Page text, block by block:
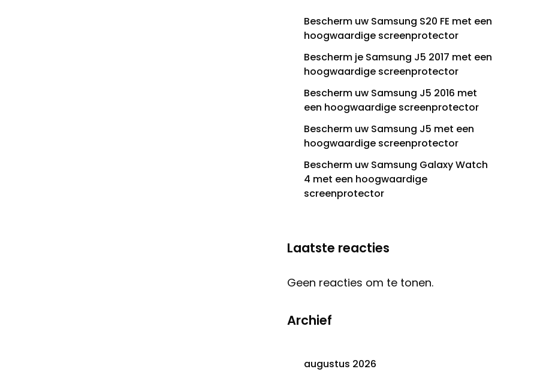
Bescherm uw Samsung S20 FE met een
hoogwaardige screenprotector
Bescherm je Samsung J5 2017 met een
hoogwaardige screenprotector
Bescherm uw Samsung J5 2016 met
een hoogwaardige screenprotector
Bescherm uw Samsung J5 met een
hoogwaardige screenprotector
Bescherm uw Samsung Galaxy Watch
4 met een hoogwaardige
screenprotector
Laatste reacties
Geen reacties om te tonen.
Archief
augustus 2026